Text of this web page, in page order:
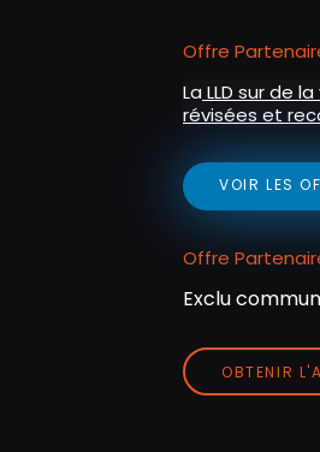
Offre Partenaire
La LLD sur de
révisées et
VOIR LES
Offre
Exclu
OBTENIR